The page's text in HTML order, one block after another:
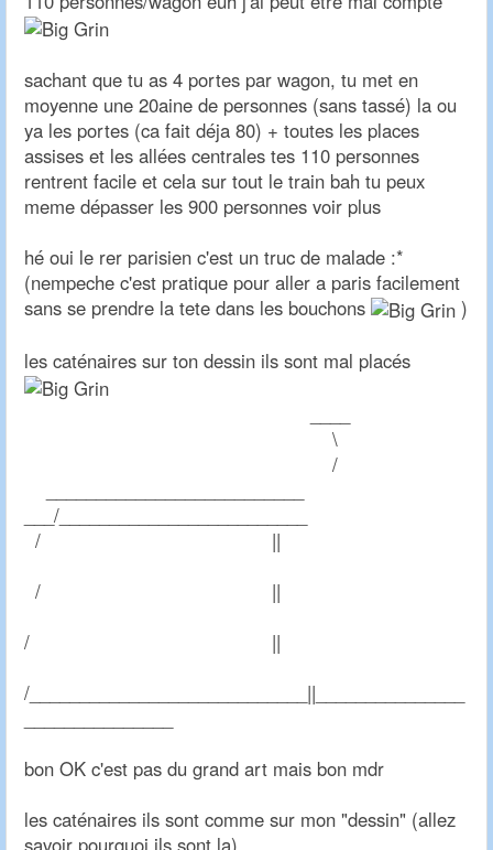
sachant que tu as 4 portes par wagon, tu met en
moyenne une 20aine de personnes (sans tassé) la ou
ya les portes (ca fait déja 80) + toutes les places
assises et les allées centrales tes 110 personnes
rentrent facile et cela sur tout le train bah tu peux
meme dépasser les 900 personnes voir plus
hé oui le rer parisien c'est un truc de malade :*
(nempeche c'est pratique pour aller a paris facilement
sans se prendre la tete dans les bouchons
)
les caténaires sur ton dessin ils sont mal placés
\
/
___/_________________________
/ ||
/ ||
/ ||
/____________________________||_______________
bon OK c'est pas du grand art mais bon mdr
les caténaires ils sont comme sur mon "dessin" (allez
savoir pourquoi ils sont la)